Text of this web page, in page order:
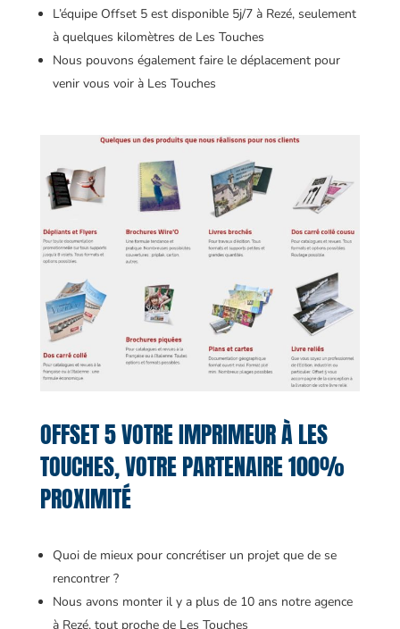
L’équipe Offset 5 est disponible 5j/7 à Rezé, seulement
à quelques kilomètres de Les Touches
Nous pouvons également faire le déplacement pour
venir vous voir à Les Touches
OFFSET 5 VOTRE IMPRIMEUR À LES
TOUCHES, VOTRE PARTENAIRE 100%
PROXIMITÉ
Quoi de mieux pour concrétiser un projet que de se
rencontrer ?
Nous avons monter il y a plus de 10 ans notre agence
à Rezé, tout proche de Les Touches